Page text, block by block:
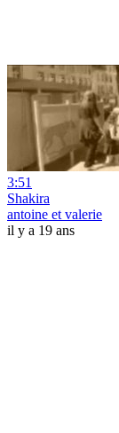
3:51
Shakira
antoine et valerie
il y a 19 ans